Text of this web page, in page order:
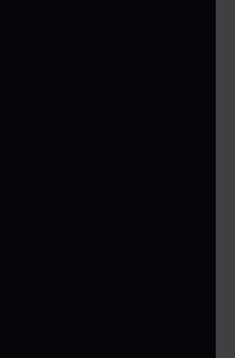
σε νέα καρτέλα)
(Ανοίγει σε νέα
(Ανοίγει σε νέα
YouTube (Ανοίγει σε νέα